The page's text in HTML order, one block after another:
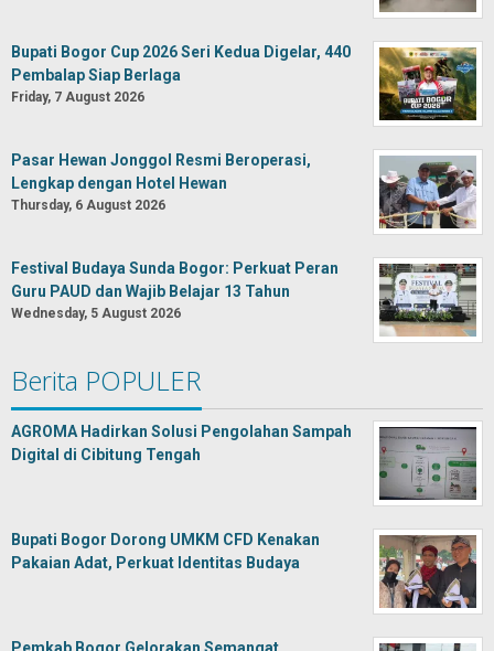
Bupati Bogor Cup 2026 Seri Kedua Digelar, 440
Pembalap Siap Berlaga
Friday, 7 August 2026
Pasar Hewan Jonggol Resmi Beroperasi,
Lengkap dengan Hotel Hewan
Thursday, 6 August 2026
Festival Budaya Sunda Bogor: Perkuat Peran
Guru PAUD dan Wajib Belajar 13 Tahun
Wednesday, 5 August 2026
Berita POPULER
AGROMA Hadirkan Solusi Pengolahan Sampah
Digital di Cibitung Tengah
Bupati Bogor Dorong UMKM CFD Kenakan
Pakaian Adat, Perkuat Identitas Budaya